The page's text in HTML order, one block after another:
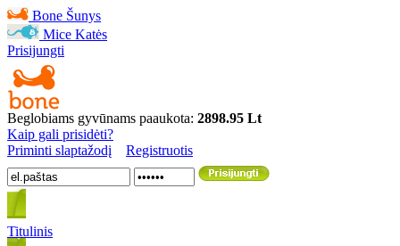
Bone Šunys
Mice Katės
Prisijungti
Beglobiams gyvūnams paaukota: 2898.95 Lt
Kaip gali prisidėti?
Priminti slaptažodį
Registruotis
Titulinis